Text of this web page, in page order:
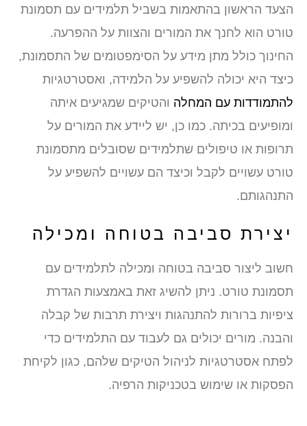
הצעד הראשון בהתאמות בשביל תלמידים עם תסמונת
טורט הוא לחנך את המורים והצוות על ההפרעה.
החינוך כולל מתן מידע על הסימפטומים של התסמונת,
כיצד היא יכולה להשפיע על הלמידה, ואסטרטגיות
להתמודדות עם המחלהוהטיקים שמגיעים איתה
ומופיעים בכיתה. כמו כן, יש ליידע את המורים על
תרופות או טיפולים שתלמידים שסובלים מתסמונת
טורט עשויים לקבל וכיצד הם עשויים להשפיע על
התנהגותם.
יצירת סביבה בטוחה ומכילה
חשוב ליצור סביבה בטוחה ומכילה לתלמידים עם
תסמונת טורט. ניתן להשיג זאת באמצעות הגדרת
ציפיות ברורות להתנהגות ויצירת תרבות של קבלה
והבנה. מורים יכולים גם לעבוד עם התלמידים כדי
לפתח אסטרטגיות לניהול הטיקים שלהם, כגון לקיחת
הפסקות או שימוש בטכניקות הרפיה.